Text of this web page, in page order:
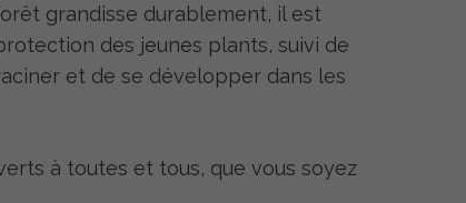
grandisse durablement, il est
des jeunes plants, suivi de
et de se développer dans les
à toutes et tous, que vous soyez